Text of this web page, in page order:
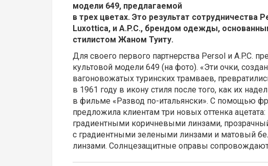
модели 649, предлагаемой
в трех цветах. Это результат сотрудничества
Luxottica, и A.P.C., брендом одежды,
стилистом Жаном Туиту.
Для своего первого партнерства Persol и A.P.C.
культовой модели 649 (на фото). «Эти очки,
вагоновожатых туринских трамваев,
в 1961 году в икону стиля после того, как их
в фильме «Развод по-итальянски». С помощью
предложила клиентам три новых оттенка
градиентными коричневыми линзами,
с градиентными зелеными линзами и матовый
линзами. Солнцезащитные оправы